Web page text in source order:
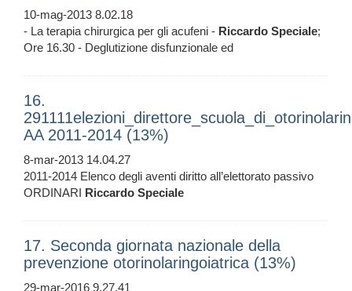
10-mag-2013 8.02.18
- La terapia chirurgica per gli acufeni - Riccardo Speciale;
Ore 16.30 - Deglutizione disfunzionale ed
16.
AA 2011-2014 (13%)
8-mar-2013 14.04.27
2011-2014 Elenco degli aventi diritto all’elettorato passivo
ORDINARI Riccardo Speciale
17. Seconda giornata nazionale della
prevenzione otorinolaringoiatrica (13%)
29-mar-2016 9.27.41